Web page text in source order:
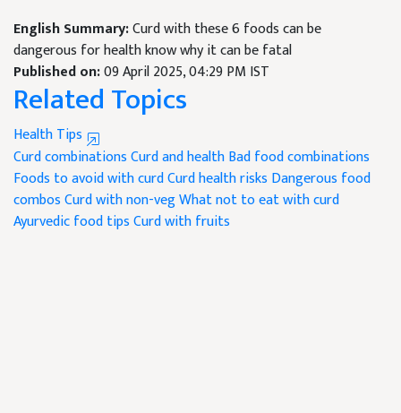
English Summary:Curd with these 6 foods can be
dangerous for health know why it can be fatal
Published on:09 April 2025, 04:29 PM IST
Related Topics
Health Tips
Curd combinationsCurd and healthBad food combinations
Foods to avoid with curdCurd health risks Dangerous food
combosCurd with non-vegWhat not to eat with curd
Ayurvedic food tipsCurd with fruits